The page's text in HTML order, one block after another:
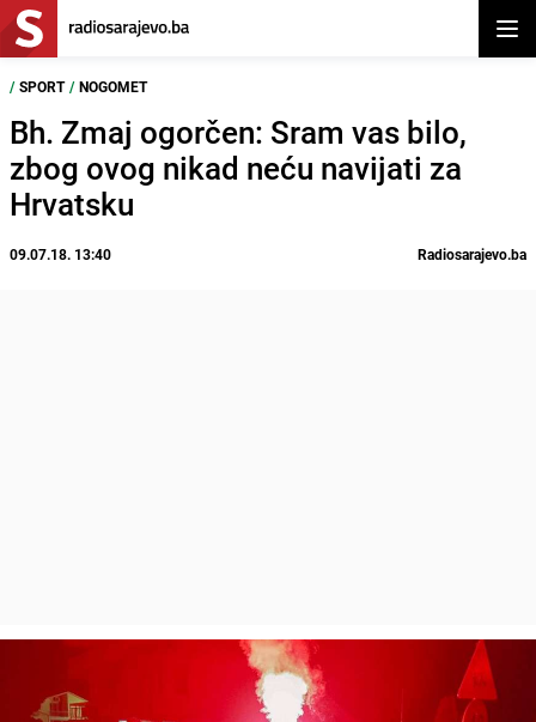
/ SPORT / NOGOMET
Bh. Zmaj ogorčen: Sram vas bilo,
zbog ovog nikad neću navijati za
Hrvatsku
09.07.18. 13:40 Radiosarajevo.ba